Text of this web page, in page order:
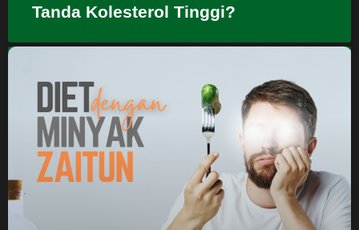
Tanda Kolesterol Tinggi?